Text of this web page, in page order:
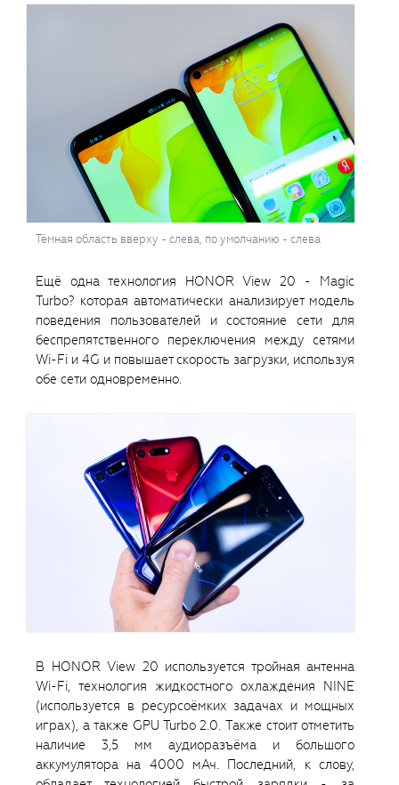
Тёмная область вверху - слева, по умолчанию - слева
Ещё одна технология HONOR View 20 - Magic
Turbo? которая автоматически анализирует модель
поведения пользователей и состояние сети для
беспрепятственного переключения между сетями
Wi-Fi и 4G и повышает скорость загрузки, используя
обе сети одновременно.
В HONOR View 20 используется тройная антенна
Wi-Fi, технология жидкостного охлаждения NINE
(используется в ресурсоёмких задачах и мощных
играх), а также GPU Turbo 2.0. Также стоит отметить
наличие 3,5 мм аудиоразъёма и большого
аккумулятора на 4000 мАч. Последний, к слову,